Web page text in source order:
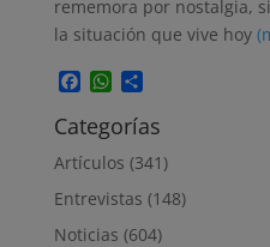
rememora por nostalgia,
la situación que vive hoy
Facebook
WhatsApp
Compartir
Categorías
Artículos (341)
Entrevistas (148)
Noticias (604)